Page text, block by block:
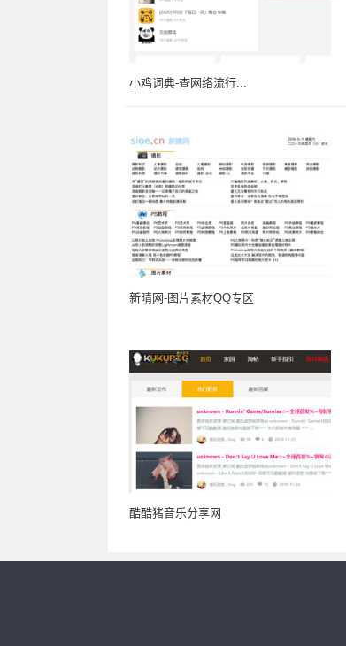
小鸡词典-查网络流行...
新晴网-图片素材QQ专区
酷酷猪音乐分享网